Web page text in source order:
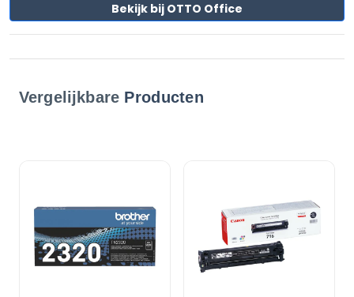
Bekijk bij OTTO Office
Vergelijkbare Producten